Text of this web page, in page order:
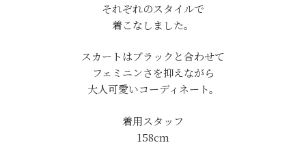
それぞれのスタイルで
着こなしました。
スカートはブラックと合わせて
フェミニンさを抑えながら
大人可愛いコーディネート。
着用スタッフ
158cm